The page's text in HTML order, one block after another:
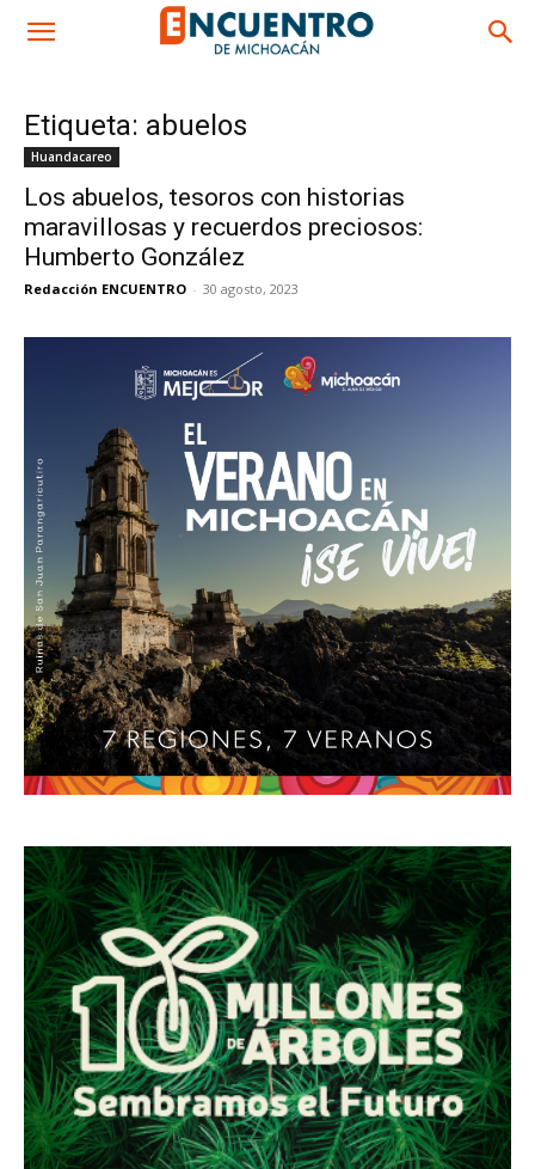
Etiqueta: abuelos
Huandacareo
Los abuelos, tesoros con historias
maravillosas y recuerdos preciosos:
Humberto González
Redacción ENCUENTRO - 30 agosto, 2023